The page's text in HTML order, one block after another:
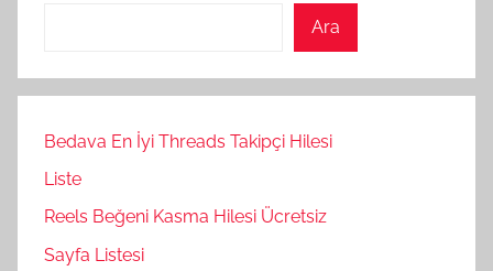
Ara
Bedava En İyi Threads Takipçi Hilesi
Liste
Reels Beğeni Kasma Hilesi Ücretsiz
Sayfa Listesi